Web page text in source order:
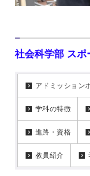
社会科学部 スポ
アドミッション
学科の特徴
進路・資格
教員紹介